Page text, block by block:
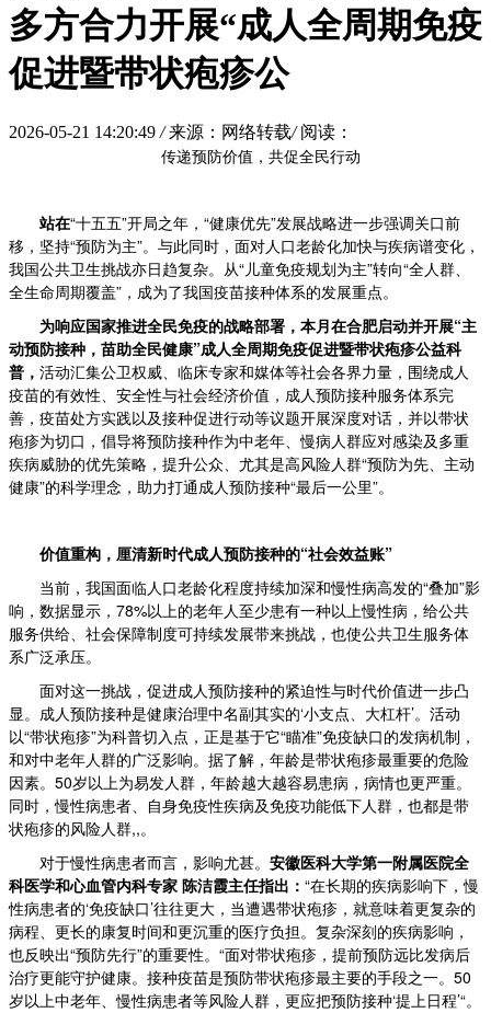
多方合力开展“成人全周期免疫
促进暨带状疱疹公
2026-05-21 14:20:49/ 来源：网络转载/ 阅读：
传递预防价值，共促全民行动
站在“十五五”开局之年，“健康优先”发展战略进一步强调关口前
移，坚持“预防为主”。与此同时，面对人口老龄化加快与疾病谱变化，
我国公共卫生挑战亦日趋复杂。从“儿童免疫规划为主”转向“全人群、
全生命周期覆盖”，成为了我国疫苗接种体系的发展重点。
为响应国家推进全民免疫的战略部署，本月在合肥启动并开展“主
动预防接种，苗助全民健康”成人全周期免疫促进暨带状疱疹公益科
普， 活动汇集公卫权威、临床专家和媒体等社会各界力量，围绕成人
疫苗的有效性、安全性与社会经济价值，成人预防接种服务体系完
善，疫苗处方实践以及接种促进行动等议题开展深度对话，并以带状
疱疹为切口，倡导将预防接种作为中老年、慢病人群应对感染及多重
疾病威胁的优先策略，提升公众、尤其是高风险人群“预防为先、主动
健康”的科学理念，助力打通成人预防接种“最后一公里”。
价值重构，厘清新时代成人预防接种的“社会效益账”
当前，我国面临人口老龄化程度持续加深和慢性病高发的“叠加”影
响，数据显示，78%以上的老年人至少患有一种以上慢性病，给公共
服务供给、社会保障制度可持续发展带来挑战，也使公共卫生服务体
系广泛承压。
面对这一挑战，促进成人预防接种的紧迫性与时代价值进一步凸
显。成人预防接种是健康治理中名副其实的‘小支点、大杠杆’。活动
以“带状疱疹”为科普切入点，正是基于它“瞄准”免疫缺口的发病机制，
和对中老年人群的广泛影响。据了解，年龄是带状疱疹最重要的危险
因素。50岁以上为易发人群，年龄越大越容易患病，病情也更严重。
同时，慢性病患者、自身免疫性疾病及免疫功能低下人群，也都是带
状疱疹的风险人群,,。
对于慢性病患者而言，影响尤甚。 安徽医科大学第一附属医院全
科医学和心血管内科专家 陈洁霞主任指出： “在长期的疾病影响下，慢
性病患者的‘免疫缺口’往往更大，当遭遇带状疱疹，就意味着更复杂的
病程、更长的康复时间和更沉重的医疗负担。复杂深刻的疾病影响，
也反映出“预防先行”的重要性。“面对带状疱疹，提前预防远比发病后
治疗更能守护健康。接种疫苗是预防带状疱疹最主要的手段之一。50
岁以上中老年、慢性病患者等风险人群，更应把预防接种‘提上日程’“。